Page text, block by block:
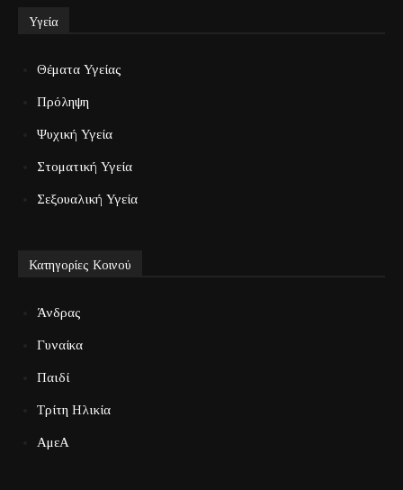
Υγεία
Θέματα Υγείας
Πρόληψη
Ψυχική Υγεία
Στοματική Υγεία
Σεξουαλική Υγεία
Κατηγορίες Κοινού
Άνδρας
Γυναίκα
Παιδί
Τρίτη Ηλικία
ΑμεΑ